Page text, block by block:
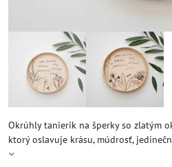
Okrúhly tanierik na šperky so zlatým
ktorý oslavuje krásu, múdrosť,